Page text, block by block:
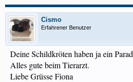
Cismo
Erfahrener Benutzer
Deine Schildkröten haben ja ein
Alles gute beim Tierarzt.
Liebe Grüsse Fiona